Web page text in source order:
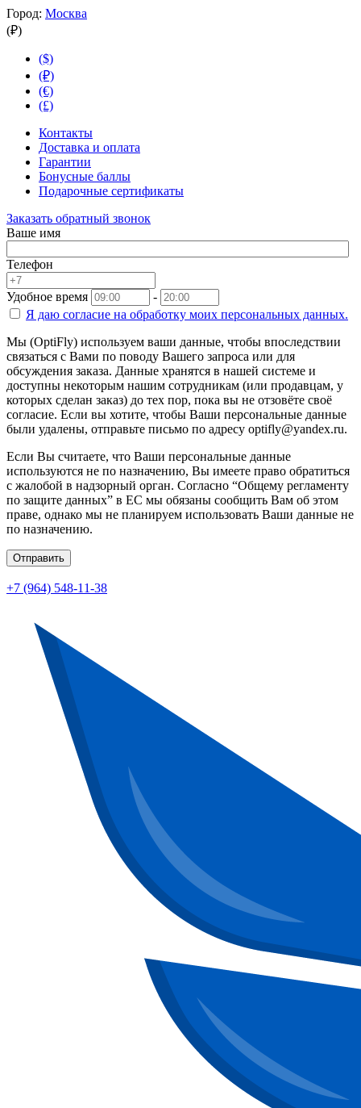
Город: Москва
(₽)
($)
(₽)
(€)
(£)
Контакты
Доставка и оплата
Гарантии
Бонусные баллы
Подарочные сертификаты
Заказать обратный звонок
Ваше имя
Телефон
Удобное время
-
Я даю согласие на обработку моих персональных данных.
Мы (OptiFly) используем ваши данные, чтобы впоследствии
связаться с Вами по поводу Вашего запроса или для
обсуждения заказа. Данные хранятся в нашей системе и
доступны некоторым нашим сотрудникам (или продавцам, у
которых сделан заказ) до тех пор, пока вы не отзовёте своё
согласие. Если вы хотите, чтобы Ваши персональные данные
были удалены, отправьте письмо по адресу optifly@yandex.ru.
Если Вы считаете, что Ваши персональные данные
используются не по назначению, Вы имеете право обратиться
с жалобой в надзорный орган. Согласно “Общему регламенту
по защите данных” в ЕС мы обязаны сообщить Вам об этом
праве, однако мы не планируем использовать Ваши данные не
по назначению.
Отправить
+7 (964) 548-11-38